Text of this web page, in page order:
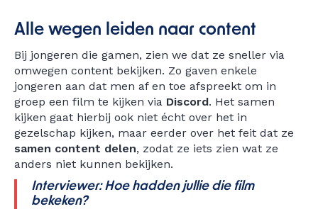
Alle wegen leiden naar content
Bij jongeren die gamen, zien we dat ze sneller via
omwegen content bekijken. Zo gaven enkele
jongeren aan dat men af en toe afspreekt om in
groep een film te kijken via Discord. Het samen
kijken gaat hierbij ook niet écht over het in
gezelschap kijken, maar eerder over het feit dat ze
samen content delen, zodat ze iets zien wat ze
anders niet kunnen bekijken.
Interviewer: Hoe hadden jullie die film
bekeken?